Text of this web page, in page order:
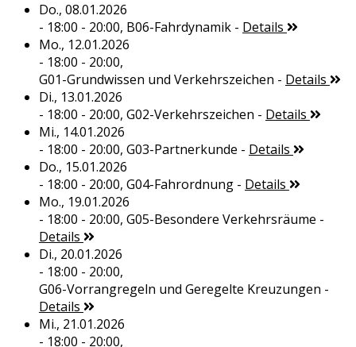
Do., 08.01.2026
- 18:00 - 20:00, B06-Fahrdynamik- Details
Mo., 12.01.2026
- 18:00 - 20:00,
G01-Grundwissen und Verkehrszeichen - Details
Di., 13.01.2026
- 18:00 - 20:00, G02-Verkehrszeichen - Details
Mi., 14.01.2026
- 18:00 - 20:00, G03-Partnerkunde - Details
Do., 15.01.2026
- 18:00 - 20:00, G04-Fahrordnung- Details
Mo., 19.01.2026
- 18:00 - 20:00, G05-Besondere Verkehrsräume -
Details
Di., 20.01.2026
- 18:00 - 20:00,
G06-Vorrangregeln und Geregelte Kreuzungen -
Details
Mi., 21.01.2026
- 18:00 - 20:00,